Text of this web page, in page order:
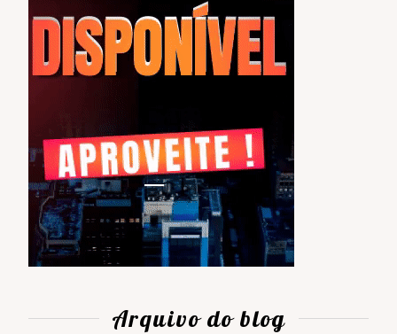
Arquivo do blog